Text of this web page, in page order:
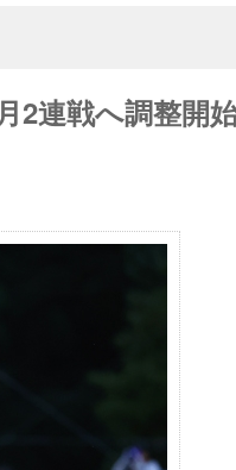
2連戦へ調整開